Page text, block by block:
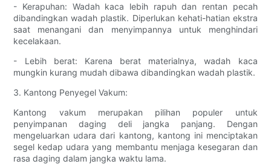
- Kerapuhan: Wadah kaca lebih rapuh dan rentan pecah
dibandingkan wadah plastik. Diperlukan kehati-hatian ekstra
saat menangani dan menyimpannya untuk menghindari
kecelakaan.
- Lebih berat: Karena berat materialnya, wadah kaca
mungkin kurang mudah dibawa dibandingkan wadah plastik.
3. Kantong Penyegel Vakum:
Kantong vakum merupakan pilihan populer untuk
penyimpanan daging deli jangka panjang. Dengan
mengeluarkan udara dari kantong, kantong ini menciptakan
segel kedap udara yang membantu menjaga kesegaran dan
rasa daging dalam jangka waktu lama.